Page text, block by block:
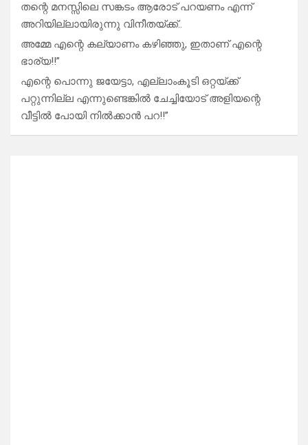
തന്റെ മനസ്സിലെ സങ്കടം ആരോട് പറയണം എന്ന്
അറിയില്ലായിരുന്നു വിനീതയ്ക്ക്..
അമ്മേ എന്റെ കല്യാണം കഴിഞ്ഞു, ഇതാണ് എന്റെ
ഭാര്യ!!”
എന്റെ പൊന്നു ജയേട്ടാ, എല്ലാംകൂടി ഒറ്റയ്ക്ക്
പറ്റുന്നില്ല എന്നുണ്ടെങ്കിൽ ചേച്ചിയോട് അളിയന്റെ
വീട്ടിൽ പോയി നിൽക്കാൻ പറ!!”